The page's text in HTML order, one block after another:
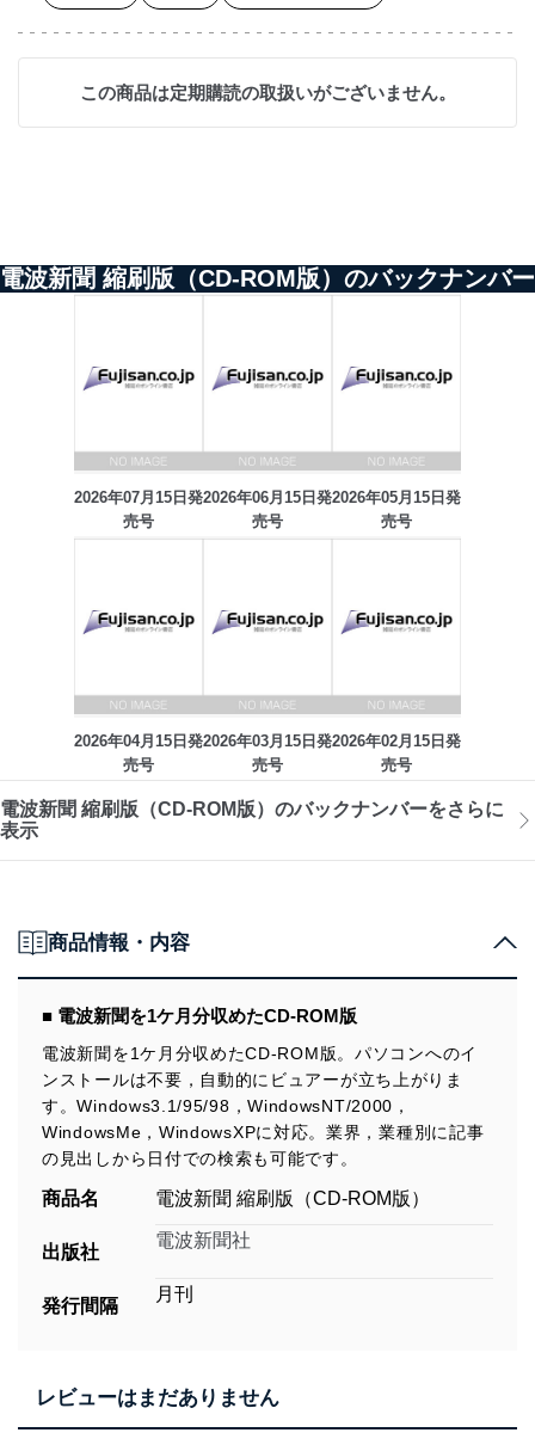
この商品は定期購読の取扱いがございません。
電波新聞 縮刷版（CD-ROM版）のバックナンバー
2026年07月15日発
売号
2026年06月15日発
売号
2026年05月15日発
売号
2026年04月15日発
売号
2026年03月15日発
売号
2026年02月15日発
売号
電波新聞 縮刷版（CD-ROM版）のバックナンバーをさらに
表示
商品情報・内容
■ 電波新聞を1ケ月分収めたCD-ROM版
電波新聞を1ケ月分収めたCD-ROM版。パソコンへのイ
ンストールは不要，自動的にビュアーが立ち上がりま
す。Windows3.1/95/98，WindowsNT/2000，
WindowsMe，WindowsXPに対応。業界，業種別に記事
の見出しから日付での検索も可能です。
商品名 電波新聞 縮刷版（CD-ROM版）
出版社
電波新聞社
発行間隔
月刊
レビューはまだありません